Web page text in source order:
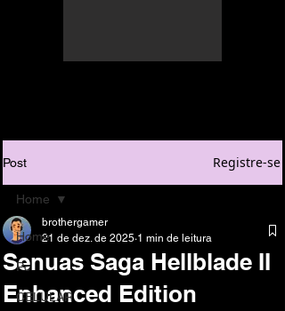
Post Registre-se
Home
Pc
CELULAR
Home
Senuas Saga Hellblade II
Enhanced Edition
brothergamer
21 de dez. de 2025 1 min de leitura